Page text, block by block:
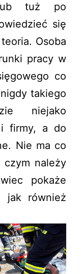
lub tuż po
się
Osoba
pracy w
co
takiego
niejako
i firmy, a do
Nie ma co
należy
pokaże
jak również